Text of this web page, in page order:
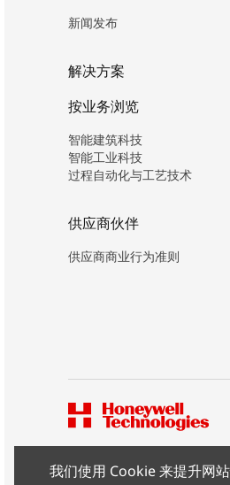
我们使用 Cookie 来提升网
新闻发布
解决方案
按业务浏览
智能建筑科技
智能工业科技
过程自动化与工艺技术
供应商伙伴
供应商商业行为准则
版权所有 ©2026 霍尼韦尔（中国